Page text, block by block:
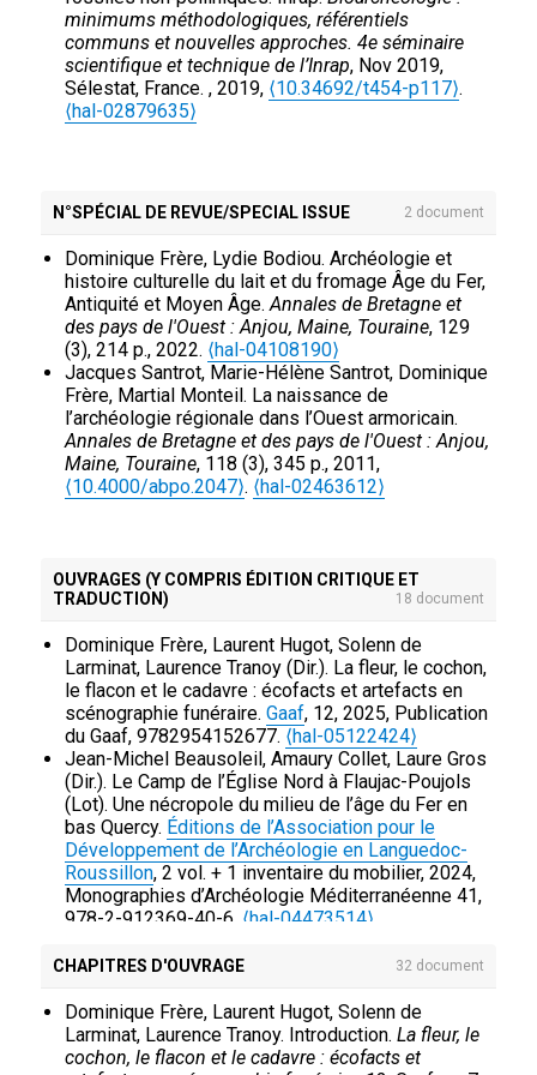
Anne Coulié, Dominique Frère, Nicolas Garnier,
Andras Marton. Le tombeau A de Camiros: les
vases archaïques et leurs contenus. L’apport de
l’étude chronologique et des analyses chimiques
des résidus.Bulletin de Correspondance
Hellénique, 2017, 141 (2), pp.553-621.
céramique grecque aux époques géométrique et
orientalisante (XIe-VIe siècle av. J.-C.).
Les
01893616⟩
Dominique Frère. Compte rendu du livre de Marie-
Laurence Haack (Ed.), Les Etrusques au temps du
fascisme et du nazisme, Bordeaux, Ausonius,
2016.Revue historique, 2017.⟨hal-02480585⟩
Dominique Frère. Compte rendu du livre d’Anne
Coulié, La céramique grecque aux époques
géométrique et orientalisante (XIe-VIe siècle av.
J.-C.).Les Annales. Histoire, sciences sociales,
2017.⟨hal-02480580⟩
Dominique Frère. Book Review of Les potiers
Journal of Archaeology, 2016, 120 (4),
⟨10.3764/ajaonline1204.Frere⟩
⟨hal-01859396⟩
Cyglielman, Lucia Pagnini. Les cruches askoïdes
sardes en Etrurie : la problématique de leur contenu
et de leur fonction.Studi etruschi, 2015.⟨hal-
01859401⟩
Dominique Frère, Nicolas B. Garnier, Jean-Jacques
Maffre, Elisabeth Dodinet. Vases à parfum de la fin
de l’époque classique mis au jour à Apollonia de
Cyrénaïque : les analyses de contenus.Revue
archéologique, 2013, 1, pp.57-80.⟨hal-01077656⟩
Dominique Frère, Jacqueline Argant, Samuel
Lacroix, Emmanuelle Leroy-Langelin, Etienne Louis,
et al.. De la fouille au laboratoire : analyses et
interprétations des contenus de céramiques et
Archéologie (Hors série)
, 2012, 17, pp.479-504.
Dominique Frère, Dodinet Elisabeth, Nicolas B.
Garnier. L’étude interdisciplinaire des parfums
anciens au prisme de l’archéologie, la chimie et la
Poitiers, France. pp.73-80.⟨hal-02022653⟩
Dominique Frère. Gestes quotidiens pour un
parfum immortalité.Gestes quotidiens pour un
parfum immortalité, 2004, France. pp.195-212.
⟨halshs-00423568⟩
minimums méthodologiques, référentiels
communs et nouvelles approches. 4e séminaire
scientifique et technique de l’Inrap, Nov 2019,
Sélestat, France., 2019, ⟨10.34692/t454-p117⟩.
⟨hal-02879635⟩
N°SPÉCIAL DE REVUE/SPECIAL ISSUE 2 document
Dominique Frère, Lydie Bodiou. Archéologie et
histoire culturelle du lait et du fromage Âge du Fer,
Antiquité et Moyen Âge.Annales de Bretagne et
des pays de l'Ouest : Anjou, Maine, Touraine, 129
(3), 214 p., 2022. ⟨hal-04108190⟩
Jacques Santrot, Marie-Hélène Santrot, Dominique
Frère, Martial Monteil. La naissance de
l’archéologie régionale dans l’Ouest armoricain.
Annales de Bretagne et des pays de l'Ouest : Anjou,
Maine, Touraine, 118 (3), 345 p., 2011,
⟨10.4000/abpo.2047⟩. ⟨hal-02463612⟩
OUVRAGES (Y COMPRIS ÉDITION CRITIQUE ET
TRADUCTION)
18 document
Dominique Frère, Laurent Hugot, Solenn de
Larminat, Laurence Tranoy (Dir.). La fleur, le cochon,
le flacon et le cadavre : écofacts et artefacts en
scénographie funéraire.Gaaf, 12, 2025, Publication
du Gaaf, 9782954152677. ⟨hal-05122424⟩
Jean-Michel Beausoleil, Amaury Collet, Laure Gros
(Dir.). Le Camp de l’Église Nord à Flaujac-Poujols
(Lot). Une nécropole du milieu de l’âge du Fer en
bas Quercy. Éditions de l’Association pour le
Développement de l’Archéologie en Languedoc-
Roussillon, 2 vol. + 1 inventaire du mobilier, 2024,
Monographies d’Archéologie Méditerranéenne 41,
978-2-912369-40-6. ⟨hal-04473514⟩
Munzi, Claude Pouzadoux. Manger, boire, se
odorants en Italie et en Gaule du IXe siècle avant
au Ier siècle après J.-C..Centre Jean Bérard, 53,
2021, Collection du Centre Jean Bérard, 978-2-
CHAPITRES D'OUVRAGE 32 document
Dominique Frère, Laurent Hugot, Solenn de
Larminat, Laurence Tranoy. Introduction.La fleur, le
cochon, le flacon et le cadavre : écofacts et